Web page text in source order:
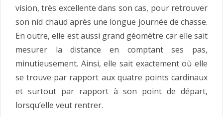
vision, très excellente dans son cas, pour retrouver
son nid chaud après une longue journée de chasse.
En outre, elle est aussi grand géomètre car elle sait
mesurer la distance en comptant ses pas,
minutieusement. Ainsi, elle sait exactement où elle
se trouve par rapport aux quatre points cardinaux
et surtout par rapport à son point de départ,
lorsqu’elle veut rentrer.